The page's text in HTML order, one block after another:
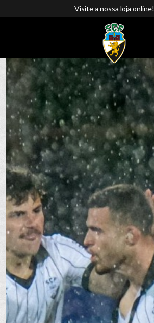
Visite a nossa loja online!